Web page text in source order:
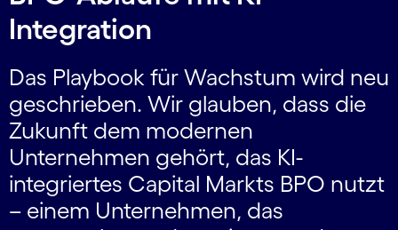
Integration
Das Playbook für Wachstum wird neu
geschrieben. Wir glauben, dass die
Zukunft dem modernen
Unternehmen gehört, das KI-
integriertes Capital Markts BPO nutzt
– einem Unternehmen, das